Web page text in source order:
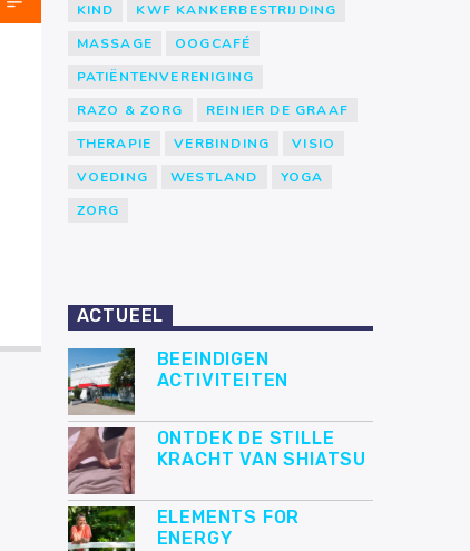
KIND
KWF KANKERBESTRIJDING
MASSAGE
OOGCAFÉ
PATIËNTENVERENIGING
RAZO & ZORG
REINIER DE GRAAF
THERAPIE
VERBINDING
VISIO
VOEDING
WESTLAND
YOGA
ZORG
ACTUEEL
BEEINDIGEN
ACTIVITEITEN
ONTDEK DE STILLE
KRACHT VAN SHIATSU
ELEMENTS FOR
ENERGY